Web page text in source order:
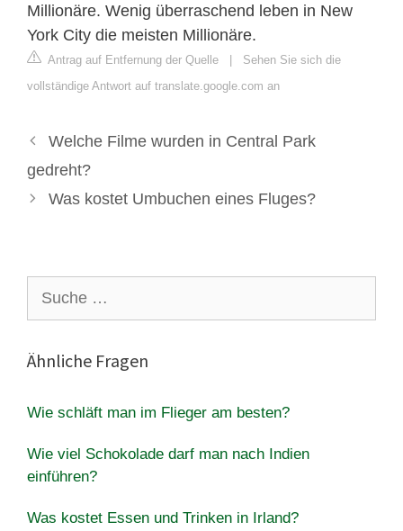
Millionäre. Wenig überraschend leben in New
York City die meisten Millionäre.
Antrag auf Entfernung der Quelle | Sehen Sie sich die
vollständige Antwort auf translate.google.com an
Welche Filme wurden in Central Park
gedreht?
Was kostet Umbuchen eines Fluges?
nach:
Ähnliche Fragen
Wie schläft man im Flieger am besten?
Wie viel Schokolade darf man nach Indien
einführen?
Was kostet Essen und Trinken in Irland?